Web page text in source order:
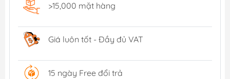
>15,000 mặt hàng
Giá luôn tốt - Đầy đủ VAT
15 ngày Free đổi trả